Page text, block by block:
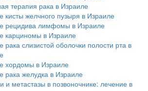
терапия рака в Израиле
кисты желчного пузыря в Израиле
рецидива лимфомы в Израиле
карциномы в Израиле
рака слизистой оболочки полости рта в
хордомы в Израиле
рака желудка в Израиле
и метастазы в позвоночнике: лечение в